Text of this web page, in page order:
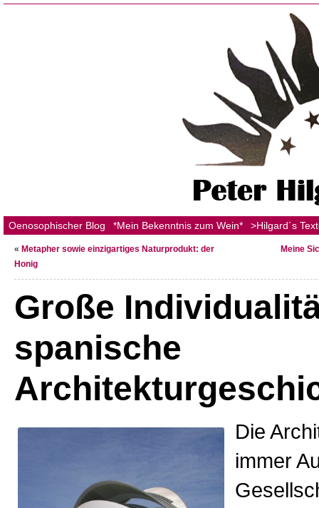
Oenosophischer Blog *Mein Bekenntnis zum Wein* >Hilgard´s
« Metapher sowie einzigartiges Naturprodukt: der
Honig
Meine
Große
spanische
Die
immer